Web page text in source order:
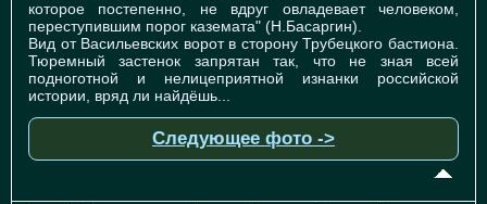
которое постепенно, не вдруг овладевает человеком,
переступившим порог каземата" (Н.Басаргин).
Вид от Васильевских ворот в сторону Трубецкого бастиона.
Тюремный застенок запрятан так, что не зная всей
подноготной и нелицеприятной изнанки российской
истории, вряд ли найдёшь...
Следующее фото ->